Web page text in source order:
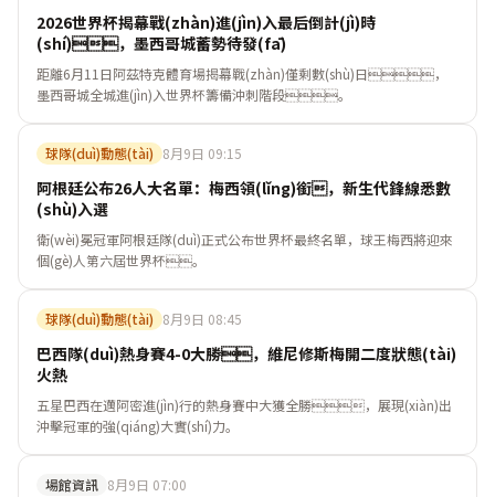
2026世界杯揭幕戰(zhàn)進(jìn)入最后倒計(jì)時
(shí)，墨西哥城蓄勢待發(fā)
距離6月11日阿茲特克體育場揭幕戰(zhàn)僅剩數(shù)日，
墨西哥城全城進(jìn)入世界杯籌備沖刺階段。
球隊(duì)動態(tài) 8月9日 09:15
阿根廷公布26人大名單：梅西領(lǐng)銜，新生代鋒線悉數
(shù)入選
衛(wèi)冕冠軍阿根廷隊(duì)正式公布世界杯最終名單，球王梅西將迎來
個(gè)人第六屆世界杯。
球隊(duì)動態(tài) 8月9日 08:45
巴西隊(duì)熱身賽4-0大勝，維尼修斯梅開二度狀態(tài)
火熱
五星巴西在邁阿密進(jìn)行的熱身賽中大獲全勝，展現(xiàn)出
沖擊冠軍的強(qiáng)大實(shí)力。
場館資訊 8月9日 07:00